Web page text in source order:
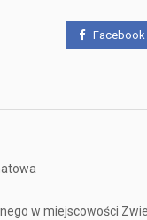
Facebook
w miejscowości